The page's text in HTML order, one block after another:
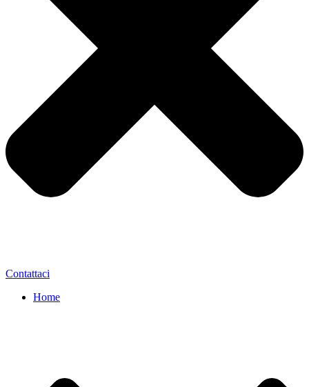
Contattaci
Home